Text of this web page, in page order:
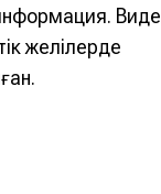
желілерде